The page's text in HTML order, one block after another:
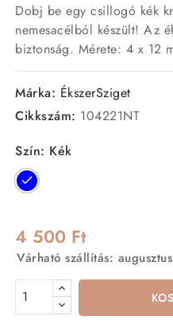
Dobj be egy csillogó kék
nemesacélból készült! Az
biztonság. Mérete: 4 x 12
Márka: ÉkszerSziget
Cikkszám: 104221NT
Szín: Kék
Kék
4 500 Ft
Várható szállítás: